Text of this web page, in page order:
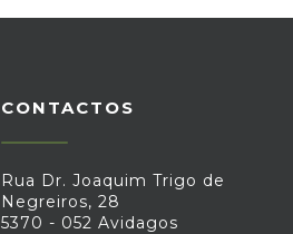
CONTACTOS
Rua Dr. Joaquim Trigo de
Negreiros, 28
5370 - 052 Avidagos